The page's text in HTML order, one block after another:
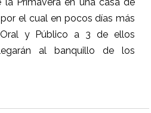
Primavera en una casa de
el cual en pocos días más
y Público a 3 de ellos
al banquillo de los